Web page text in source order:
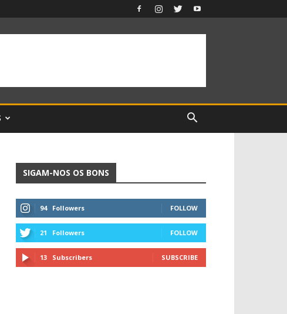
SIGAM-NOS OS BONS
94 Followers FOLLOW
21 Followers FOLLOW
13 Subscribers SUBSCRIBE